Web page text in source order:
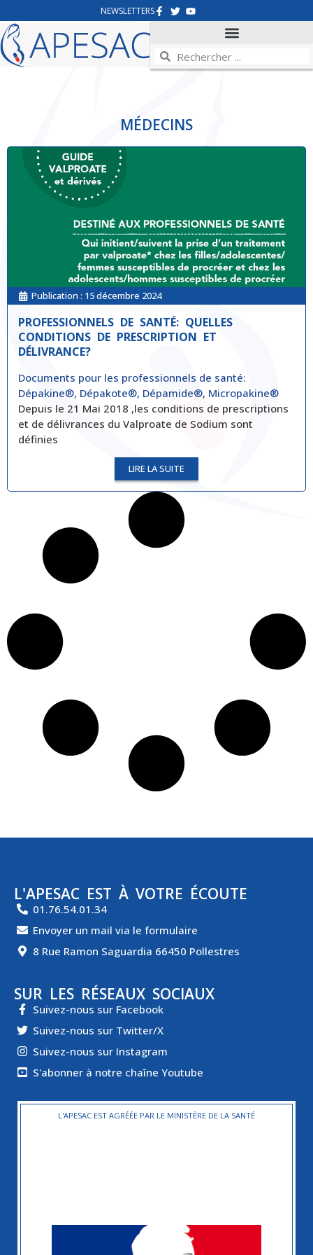
NEWSLETTERS
MÉDECINS
Publication : 15 décembre 2024
PROFESSIONNELS DE SANTÉ: QUELLES
CONDITIONS DE PRESCRIPTION ET
DÉLIVRANCE?
Documents pour les professionnels de santé:
Dépakine®, Dépakote®, Dépamide®, Micropakine®
Depuis le 21 Mai 2018 ,les conditions de prescriptions
et de délivrances du Valproate de Sodium sont
définies
LIRE LA SUITE
L'APESAC EST À VOTRE ÉCOUTE
01.76.54.01.34
Envoyer un mail via le formulaire
8 Rue Ramon Saguardia 66450 Pollestres
SUR LES RÉSEAUX SOCIAUX
Suivez-nous sur Facebook
Suivez-nous sur Twitter/X
Suivez-nous sur Instagram
S'abonner à notre chaîne Youtube
L'APESAC EST AGRÉÉE PAR LE MINISTÈRE DE LA SANTÉ